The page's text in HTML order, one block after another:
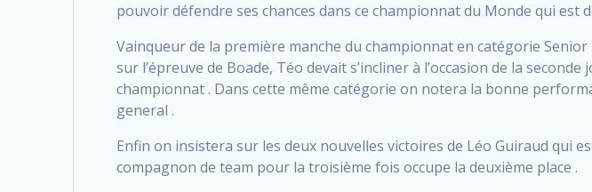
pouvoir défendre ses chances dans ce championnat du Monde qui est
Vainqueur de la première manche du championnat en catégorie
sur l’épreuve de Boade, Téo devait s’incliner à l’occasion de la
championnat . Dans cette même catégorie on notera la bonne
general .
Enfin on insistera sur les deux nouvelles victoires de Léo Guiraud qui
compagnon de team pour la troisième fois occupe la deuxième place .